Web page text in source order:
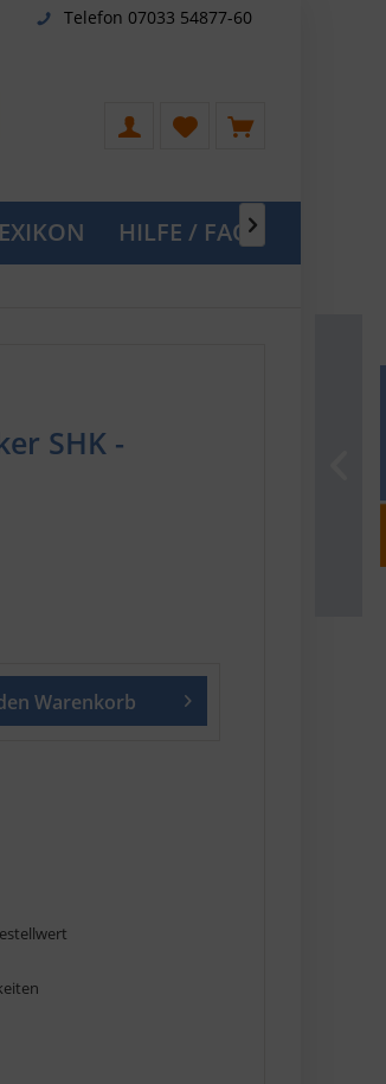
Telefon 07033 54877-60
HILFE / FAQ
SHK -
Warenkorb